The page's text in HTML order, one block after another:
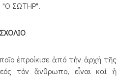
"Ο ΣΩΤΗΡ".
ΣΧΟΛΙΟ
ἐπροίκισε ἀπό τήν ἀρχή τῆς
τόν ἄνθρωπο, εἶναι καί ἡ